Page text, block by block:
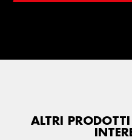
ALTRI